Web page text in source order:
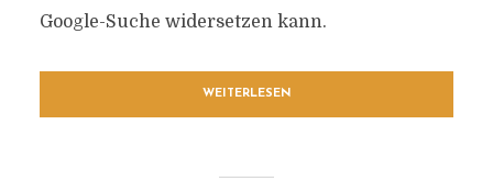
Google-Suche widersetzen kann.
WEITERLESEN